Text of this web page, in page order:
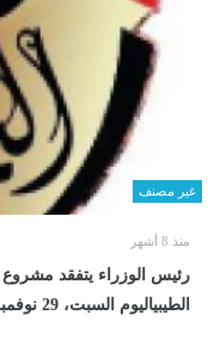
غير مصنف
منذ 8 أشهر
الطيبياليوم السبت، 29 نوفمبر 2025 11:50 صـ